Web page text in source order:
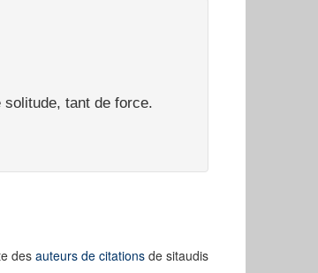
tant de force.
des auteurs de citationsde sitaudis